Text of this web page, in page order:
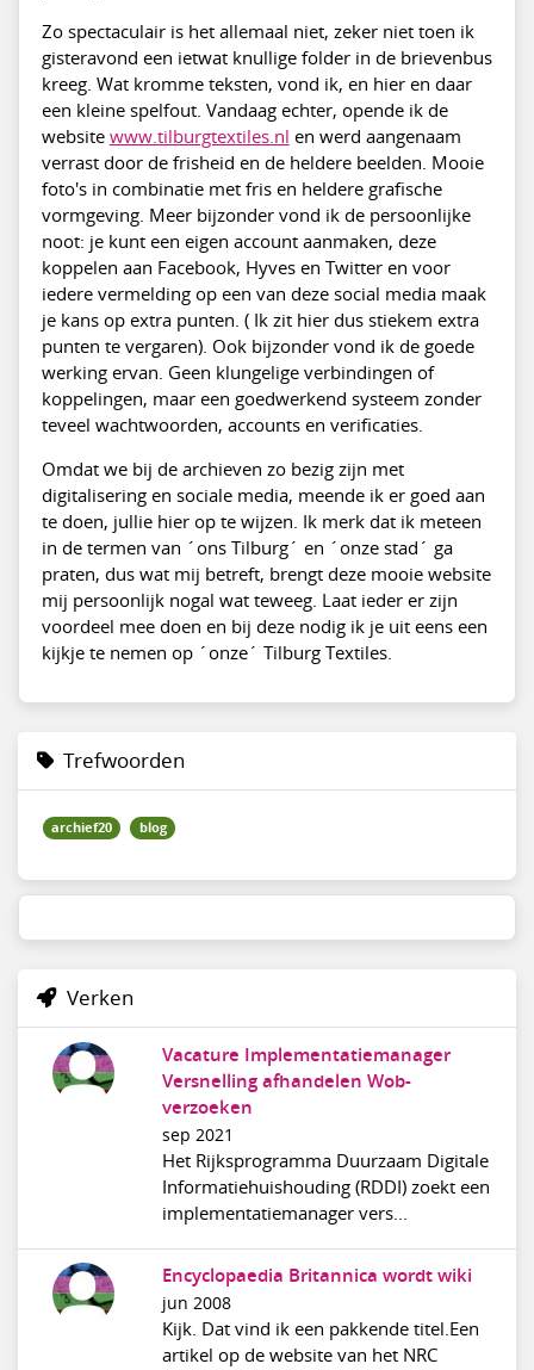
Zo spectaculair is het allemaal niet, zeker niet toen ik
gisteravond een ietwat knullige folder in de brievenbus
kreeg. Wat kromme teksten, vond ik, en hier en daar
een kleine spelfout. Vandaag echter, opende ik de
website www.tilburgtextiles.nl en werd aangenaam
verrast door de frisheid en de heldere beelden. Mooie
foto's in combinatie met fris en heldere grafische
vormgeving. Meer bijzonder vond ik de persoonlijke
noot: je kunt een eigen account aanmaken, deze
koppelen aan Facebook, Hyves en Twitter en voor
iedere vermelding op een van deze social media maak
je kans op extra punten. ( Ik zit hier dus stiekem extra
punten te vergaren). Ook bijzonder vond ik de goede
werking ervan. Geen klungelige verbindingen of
koppelingen, maar een goedwerkend systeem zonder
teveel wachtwoorden, accounts en verificaties.
Omdat we bij de archieven zo bezig zijn met
digitalisering en sociale media, meende ik er goed aan
te doen, jullie hier op te wijzen. Ik merk dat ik meteen
in de termen van ´ons Tilburg´ en ´onze stad´ ga
praten, dus wat mij betreft, brengt deze mooie website
mij persoonlijk nogal wat teweeg. Laat ieder er zijn
voordeel mee doen en bij deze nodig ik je uit eens een
kijkje te nemen op ´onze´ Tilburg Textiles.
Trefwoorden
archief20 blog
Verken
Vacature Implementatiemanager
Versnelling afhandelen Wob-
verzoeken
sep 2021
Het Rijksprogramma Duurzaam Digitale
Informatiehuishouding (RDDI) zoekt een
implementatiemanager vers...
Encyclopaedia Britannica wordt wiki
jun 2008
Kijk. Dat vind ik een pakkende titel.Een
artikel op de website van het NRC